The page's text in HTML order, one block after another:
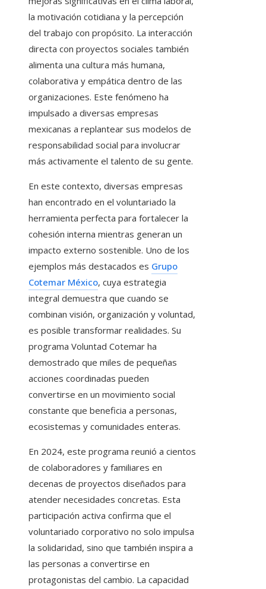
la motivación cotidiana y la percepción
del trabajo con propósito. La interacción
directa con proyectos sociales también
alimenta una cultura más humana,
colaborativa y empática dentro de las
organizaciones. Este fenómeno ha
impulsado a diversas empresas
mexicanas a replantear sus modelos de
responsabilidad social para involucrar
más activamente el talento de su gente.
En este contexto, diversas empresas
han encontrado en el voluntariado la
herramienta perfecta para fortalecer la
cohesión interna mientras generan un
impacto externo sostenible. Uno de los
ejemplos más destacados es Grupo
Cotemar México, cuya estrategia
integral demuestra que cuando se
combinan visión, organización y voluntad,
es posible transformar realidades. Su
programa Voluntad Cotemar ha
demostrado que miles de pequeñas
acciones coordinadas pueden
convertirse en un movimiento social
constante que beneficia a personas,
ecosistemas y comunidades enteras.
En 2024, este programa reunió a cientos
de colaboradores y familiares en
decenas de proyectos diseñados para
atender necesidades concretas. Esta
participación activa confirma que el
voluntariado corporativo no solo impulsa
la solidaridad, sino que también inspira a
las personas a convertirse en
protagonistas del cambio. La capacidad